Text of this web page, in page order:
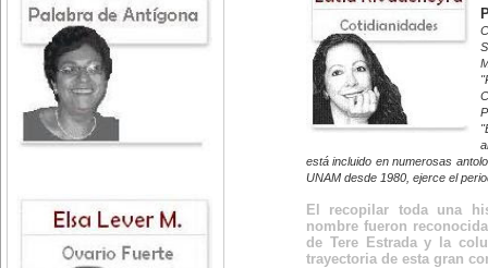
está incluido en numerosas
UNAM desde 1980, ejerce el
El recopilar toda una
nombre fueron
de Tere Estrada y la
trayectoria de esta gran